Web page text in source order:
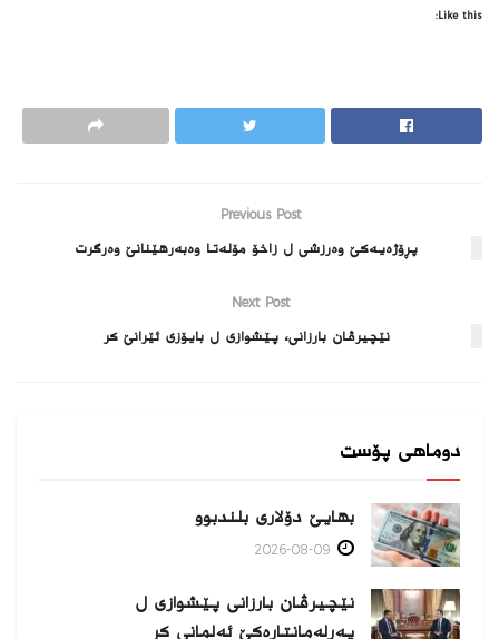
Like this:
Previous Post
پڕۆژەیەکێ وەرزشی ل زاخۆ مۆلەتا وەبەرهێنانێ وەرگرت
Next Post
نێچیرڤان بارزانى، پێشوازى ل بایۆزى ئێرانێ کر
دوماهی پۆست
بهایێ دۆلاری بلندبوو
نێچیرڤان بارزانی پێشوازی ل
پەرلەمانتارەكێ ئەلمانی كر